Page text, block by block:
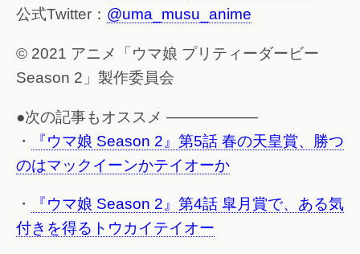
公式Twitter： @uma_musu_anime
© 2021 アニメ「ウマ娘 プリティーダービー
Season 2」製作委員会
●次の記事もオススメ ——————
・
『ウマ娘 Season 2』第5話 春の天皇賞、勝つ
のはマックイーンかテイオーか
・
『ウマ娘 Season 2』第4話 皐月賞で、ある気
付きを得るトウカイテイオー